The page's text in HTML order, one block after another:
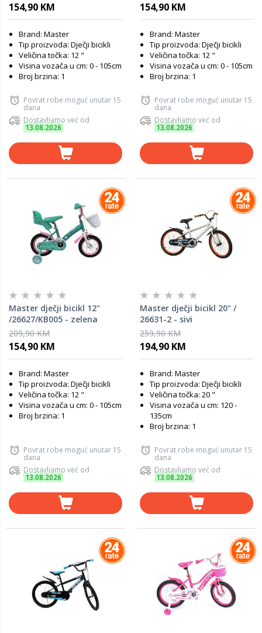
154,90 KM
Brand: Master
Tip proizvoda: Dječji bicikli
Veličina točka: 12 "
Visina vozača u cm: 0 - 105cm
Broj brzina: 1
Povrat robe moguć unutar 15
dana
Dostavljamo već od
13.08.2026
154,90 KM
Brand: Master
Tip proizvoda: Dječji bicikli
Veličina točka: 12 "
Visina vozača u cm: 0 - 105cm
Broj brzina: 1
Povrat robe moguć unutar 15
dana
Dostavljamo već od
13.08.2026
Master dječji bicikl 12"
/26627/KB005 - zelena
209,90 KM
154,90 KM
Brand: Master
Tip proizvoda: Dječji bicikli
Veličina točka: 12 "
Visina vozača u cm: 0 - 105cm
Broj brzina: 1
Povrat robe moguć unutar 15
dana
Dostavljamo već od
13.08.2026
Master dječji bicikl 20" /
26631-2 - sivi
259,90 KM
194,90 KM
Brand: Master
Tip proizvoda: Dječji bicikli
Veličina točka: 20 "
Visina vozača u cm: 120 -
135cm
Broj brzina: 1
Povrat robe moguć unutar 15
dana
Dostavljamo već od
13.08.2026